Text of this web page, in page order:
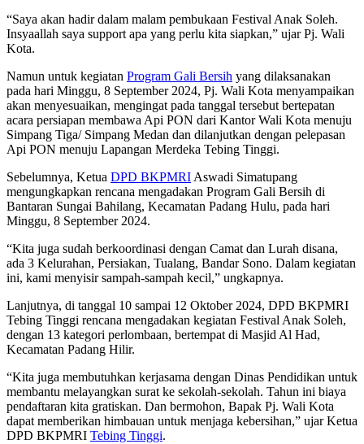
“Saya akan hadir dalam malam pembukaan Festival Anak Soleh.
Insyaallah saya support apa yang perlu kita siapkan,” ujar Pj. Wali
Kota.
Namun untuk kegiatan Program Gali Bersih yang dilaksanakan
pada hari Minggu, 8 September 2024, Pj. Wali Kota menyampaikan
akan menyesuaikan, mengingat pada tanggal tersebut bertepatan
acara persiapan membawa Api PON dari Kantor Wali Kota menuju
Simpang Tiga/ Simpang Medan dan dilanjutkan dengan pelepasan
Api PON menuju Lapangan Merdeka Tebing Tinggi.
Sebelumnya, Ketua DPD BKPMRI Aswadi Simatupang
mengungkapkan rencana mengadakan Program Gali Bersih di
Bantaran Sungai Bahilang, Kecamatan Padang Hulu, pada hari
Minggu, 8 September 2024.
“Kita juga sudah berkoordinasi dengan Camat dan Lurah disana,
ada 3 Kelurahan, Persiakan, Tualang, Bandar Sono. Dalam kegiatan
ini, kami menyisir sampah-sampah kecil,” ungkapnya.
Lanjutnya, di tanggal 10 sampai 12 Oktober 2024, DPD BKPMRI
Tebing Tinggi rencana mengadakan kegiatan Festival Anak Soleh,
dengan 13 kategori perlombaan, bertempat di Masjid Al Had,
Kecamatan Padang Hilir.
“Kita juga membutuhkan kerjasama dengan Dinas Pendidikan untuk
membantu melayangkan surat ke sekolah-sekolah. Tahun ini biaya
pendaftaran kita gratiskan. Dan bermohon, Bapak Pj. Wali Kota
dapat memberikan himbauan untuk menjaga kebersihan,” ujar Ketua
DPD BKPMRI Tebing Tinggi.